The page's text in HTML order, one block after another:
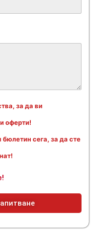
за да ви
оферти!
сега, за да сте